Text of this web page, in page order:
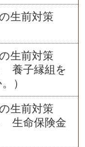
生前対策
生前対策
養子縁組を
）
生前対策
生命保険金